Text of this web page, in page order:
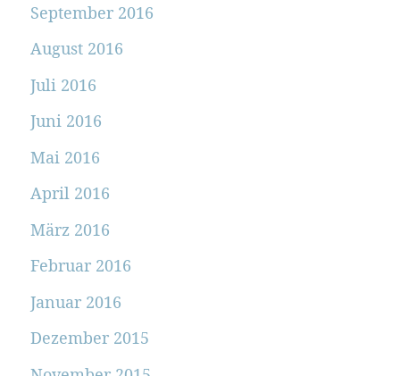
September 2016
August 2016
Juli 2016
Juni 2016
Mai 2016
April 2016
März 2016
Februar 2016
Januar 2016
Dezember 2015